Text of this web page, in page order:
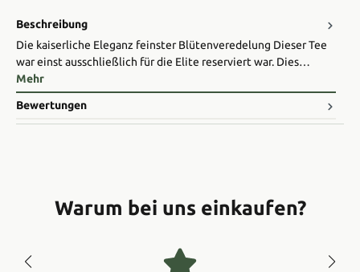
Beschreibung
Die kaiserliche Eleganz feinster Blütenveredelung Dieser Tee
war einst ausschließlich für die Elite reserviert war. Dies…
Mehr
Bewertungen
Warum bei uns einkaufen?